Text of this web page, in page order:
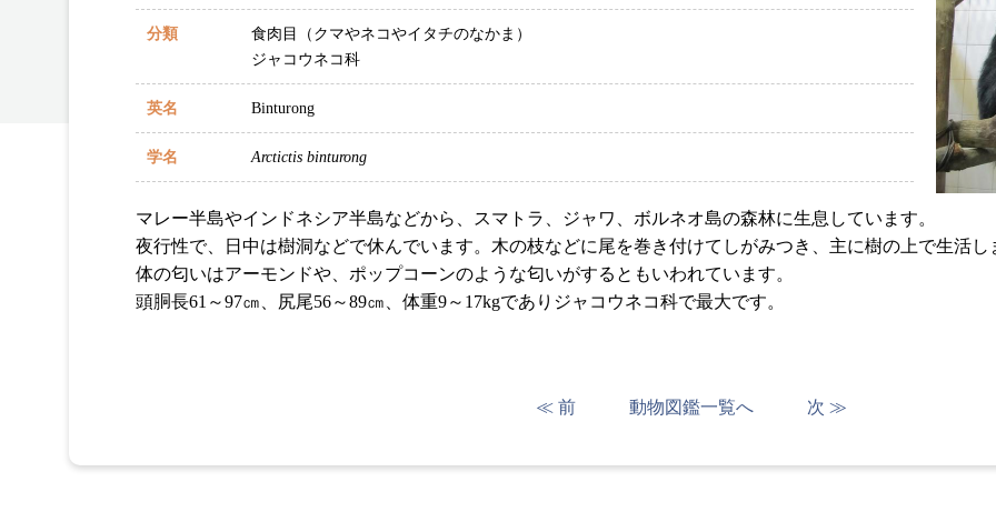
分類
食肉目（クマやネコやイタチのなかま）
ジャコウネコ科
英名 Binturong
学名 Arctictis binturong
マレー半島やインドネシア半島などから、スマトラ、ジャワ、ボルネオ島の森林に生息しています。
夜行性で、日中は樹洞などで休んでいます。木の枝などに尾を巻き付けてしがみつき、主に樹の上で生活し
体の匂いはアーモンドや、ポップコーンのような匂いがするともいわれています。
頭胴長61～97㎝、尻尾56～89㎝、体重9～17kgでありジャコウネコ科で最大です。
≪ 前 動物図鑑一覧へ 次 ≫